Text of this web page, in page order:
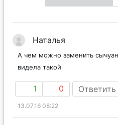
Наталья
А чем можно заменить
видела такой
1 0 Ответить
13.07.16 08:22